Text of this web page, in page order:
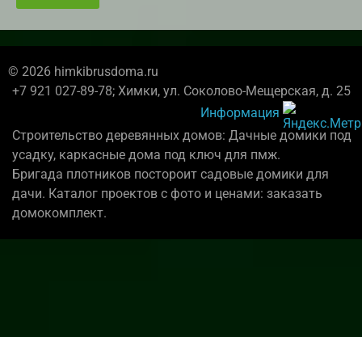
© 2026 himkibrusdoma.ru
+7 921 027-89-78; Химки, ул. Соколово-Мещерская, д. 25
Информация
Строительство деревянных домов: Дачные домики под
усадку, каркасные дома под ключ для пмж.
Бригада плотников постороит садовые домики для
дачи. Каталог проектов с фото и ценами: заказать
домокомплект.